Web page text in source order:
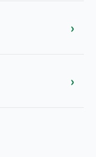
›
›